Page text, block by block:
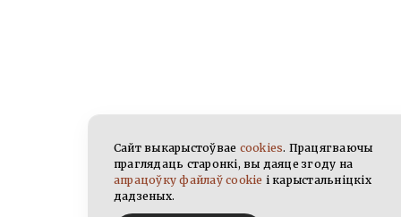
Сайт выкарыстоўвае cookies. Працягваючы
праглядаць старонкі, вы даяце згоду на
апрацоўку файлаў cookie і карыстальніцкіх
дадзеных.